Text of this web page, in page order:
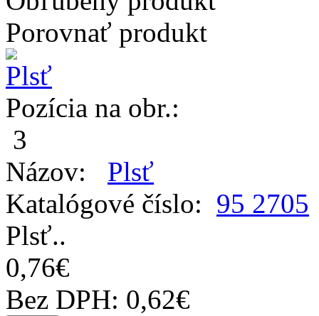
Porovnať produkt
Pozícia na obr.:
3
Názov: Plsť
Katalógové číslo: 95 2705
Plsť..
0,76€
Bez DPH: 0,62€